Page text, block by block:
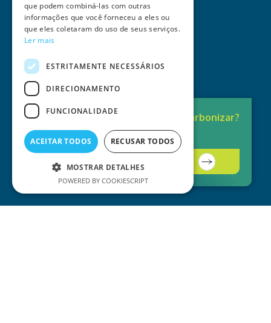
Pronto para
Descarbonizar?
A solução está aqui.
que podem combiná-las com outras
informações que você forneceu a eles ou
que eles coletaram do uso de seus serviços.
Ler mais
ESTRITAMENTE NECESSÁRIOS
DIRECIONAMENTO
FUNCIONALIDADE
ACEITAR TODOS RECUSAR TODOS
MOSTRAR DETALHES
POWERED BY COOKIESCRIPT